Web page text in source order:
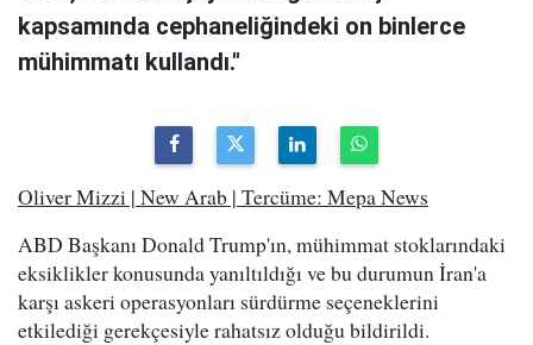
kapsamında cephaneliğindeki on binlerce
mühimmatı kullandı."
Oliver Mizzi | New Arab | Tercüme: Mepa News
ABD Başkanı Donald Trump'ın, mühimmat stoklarındaki
eksiklikler konusunda yanıltıldığı ve bu durumun İran'a
karşı askeri operasyonları sürdürme seçeneklerini
etkilediği gerekçesiyle rahatsız olduğu bildirildi.